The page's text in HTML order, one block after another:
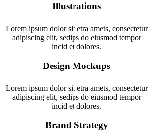
Illustrations
Lorem ipsum dolor sit etra amets, consectetur
adipiscing elit, sedips do eiusmod tempor
incid et dolores.
Design Mockups
Lorem ipsum dolor sit etra amets, consectetur
adipiscing elit, sedips do eiusmod tempor
incid et dolores.
Brand Strategy